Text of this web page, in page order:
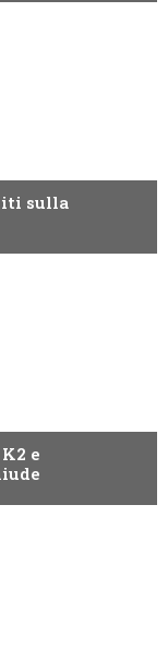
sulla
e